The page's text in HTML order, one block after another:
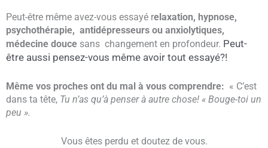
Peut-être même avez-vous essayé relaxation, hypnose,
psychothérapie, antidépresseurs ou anxiolytiques,
médecine douce sans changement en profondeur. Peut-
être aussi pensez-vous même avoir tout essayé?!
Même vos proches ont du mal à vous comprendre: « C’est
dans ta tête, Tu n’as qu’à penser à autre chose! « Bouge-toi un
peu ».
Vous êtes perdu et doutez de vous.